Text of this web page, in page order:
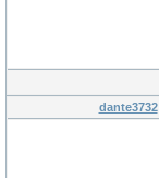
dante3732